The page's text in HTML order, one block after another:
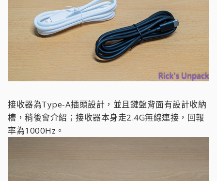
接收器為Type-A插頭設計，並且鍵盤背面有設計收納
槽，稍後會介紹；接收器本身走2.4G無線連接，回報
率為1000Hz。